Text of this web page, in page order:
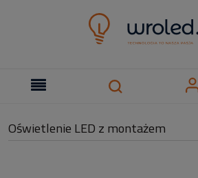
Oświetlenie LED z montażem